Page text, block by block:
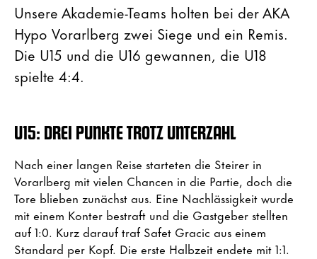
Unsere Akademie-Teams holten bei der AKA
Hypo Vorarlberg zwei Siege und ein Remis.
Die U15 und die U16 gewannen, die U18
spielte 4:4.
U15: DREI PUNKTE TROTZ UNTERZAHL
Nach einer langen Reise starteten die Steirer in
Vorarlberg mit vielen Chancen in die Partie, doch die
Tore blieben zunächst aus. Eine Nachlässigkeit wurde
mit einem Konter bestraft und die Gastgeber stellten
auf 1:0. Kurz darauf traf Safet Gracic aus einem
Standard per Kopf. Die erste Halbzeit endete mit 1:1.